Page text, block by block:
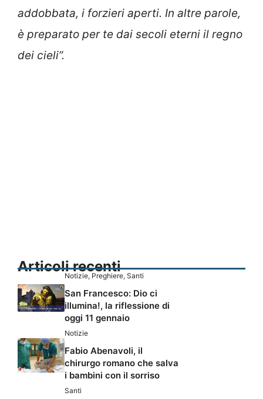
addobbata, i forzieri aperti. In altre parole,
è preparato per te dai secoli eterni il regno
dei cieli”.
Articoli recenti
Notizie, Preghiere, Santi
San Francesco: Dio ci
illumina!, la riflessione di
oggi 11 gennaio
Notizie
Fabio Abenavoli, il
chirurgo romano che salva
i bambini con il sorriso
Santi